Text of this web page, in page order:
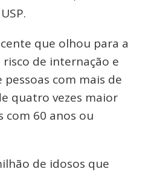
que olhou para a
risco de internação e
com mais de
quatro vezes maior
com 60 anos ou
de idosos que